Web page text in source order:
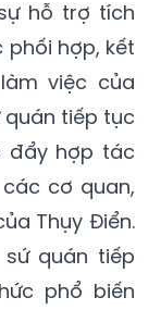
hỗ trợ tích
hợp, kết
việc của
tiếp tục
đẩy hợp tác
cơ quan,
Thụy Điển.
quán tiếp
phổ biến